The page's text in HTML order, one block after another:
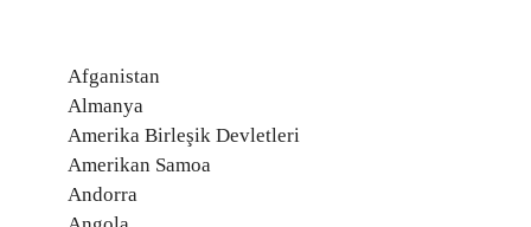
Afganistan
Almanya
Amerika Birleşik Devletleri
Amerikan Samoa
Andorra